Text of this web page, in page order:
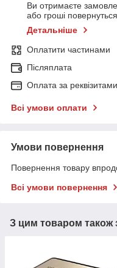
Ви отримаєте
або гроші
Детальніше
Оплатити частинами
Післяплата
Оплата за реквізитами
Всі умови оплати
Умови повернення
Повернення товару
Всі умови повернення
З цим товаром також